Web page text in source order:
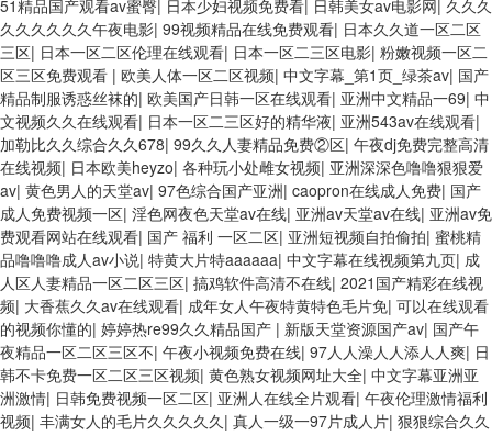
51精品国产观看av蜜臀| 日本少妇视频免费看| 日韩美女av电影网| 久久久
久久久久久久午夜电影| 99视频精品在线免费观看| 日本久久道一区二区
三区| 日本一区二区伦理在线观看| 日本一区二三区电影| 粉嫩视频一区二
区三区免费观看 | 欧美人体一区二区视频| 中文字幕_第1页_绿茶av| 国产
精品制服诱惑丝袜的| 欧美国产日韩一区在线观看| 亚洲中文精品一69| 中
文视频久久在线观看| 日本一区二三区好的精华液| 亚洲543av在线观看|
加勒比久久综合久久678| 99久久人妻精品免费②区| 午夜dj免费完整高清
在线视频| 日本欧美heyzo| 各种玩小处雌女视频| 亚洲深深色噜噜狠狠爱
av| 黄色男人的天堂av| 97色综合国产亚洲| caopron在线成人免费| 国产
成人免费视频一区| 淫色网夜色天堂av在线| 亚洲av天堂av在线| 亚洲av免
费观看网站在线观看| 国产 福利 一区二区| 亚洲短视频自拍偷拍| 蜜桃精
品噜噜噜成人av小说| 特黄大片特aaaaaa| 中文字幕在线视频第九页| 成
人区人妻精品一区二区三区| 搞鸡软件高清不在线| 2021国产精彩在线视
频| 大香蕉久久av在线观看| 成年女人午夜特黄特色毛片免| 可以在线观看
的视频你懂的| 婷婷热re99久久精品国产 | 新版天堂资源国产av| 国产午
夜精品一区二区三区不| 午夜小视频免费在线| 97人人澡人人添人人爽| 日
韩不卡免费一区二区三区视频| 黄色熟女视频网址大全| 中文字幕亚洲亚
洲激情| 日韩免费视频一区二区| 亚洲人在线全片观看| 午夜伦理激情福利
视频| 丰满女人的毛片久久久久久| 真人一级一97片成人片| 狠狠综合久久